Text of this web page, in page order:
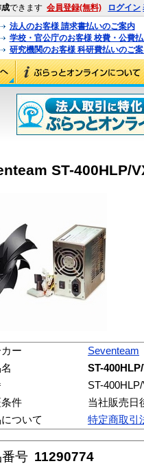
できます 会員登録(無料) ログイン
法人のお客様 請求書払いのご案内
学校・官公庁のお客様 校費・公費
研究機関のお客様 科研費払いのご
ST-400HLP/
カー
Seventeam
ST-
ST-
件
当社販売日
ついて
特定商取引
号 11290774